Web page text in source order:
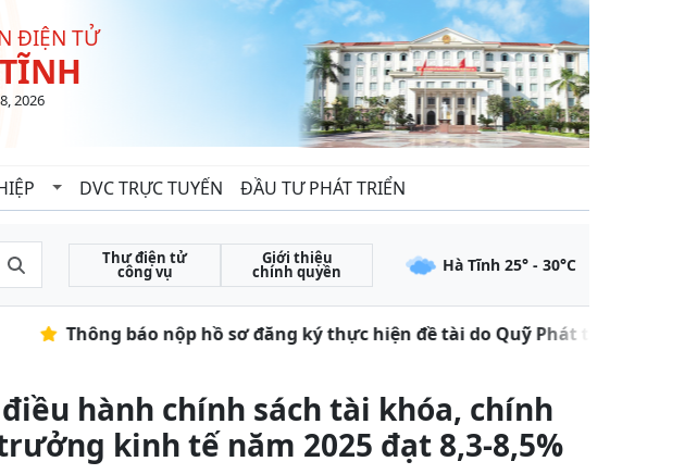
ĐIỆN TỬ
2026
DVC TRỰC TUYẾN ĐẦU TƯ PHÁT TRIỂN
Thư điện tử
công vụ
Giới thiệu
chính quyền Hà Tĩnh 25° - 30°C
Thông báo nộp hồ sơ đăng ký thực hiện đề tài do Quỹ Phát triển khoa
hành chính sách tài khóa, chính
kinh tế năm 2025 đạt 8,3-8,5%